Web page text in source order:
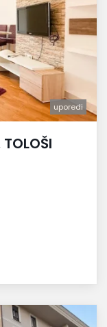
uporedi